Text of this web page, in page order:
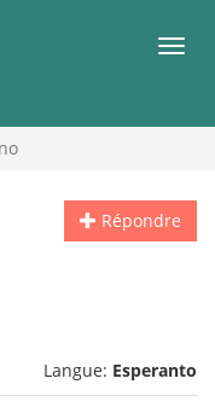
Répondre
Langue: Esperanto